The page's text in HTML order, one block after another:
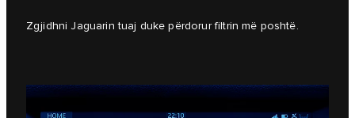
Zgjidhni Jaguarin tuaj duke përdorur filtrin më poshtë.